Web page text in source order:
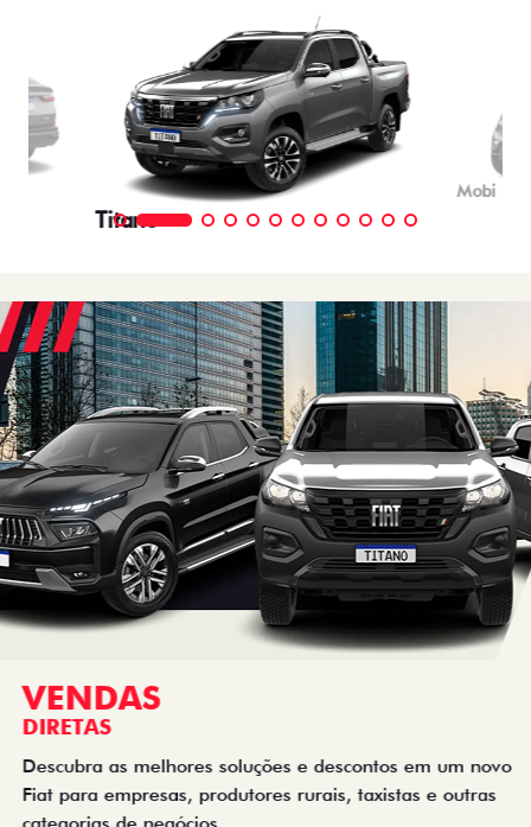
Titano
Mobi
VENDAS
DIRETAS
Descubra as melhores soluções e descontos em um novo
Fiat para empresas, produtores rurais, taxistas e outras
categorias de negócios.